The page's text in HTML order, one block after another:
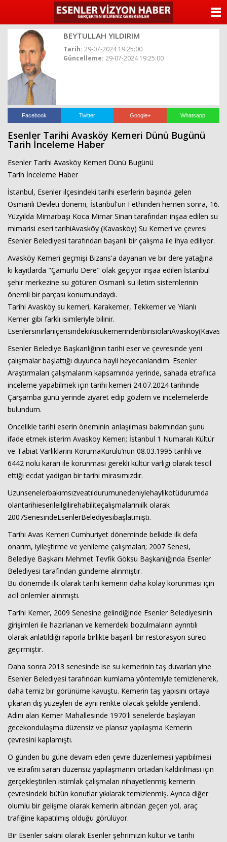
BEYTULLAH YILDIRIM
Tarih: 29-07-2024 19:25:00
Güncelleme: 29-07-2024 19:25:00
Facebook Twitter Google+ Whatsapp
Esenler Tarihi Avasköy Kemeri Dünü Bugünü
Tarih İnceleme Haber
Esenler Tarihi Avasköy Kemeri Dünü Bugünü
Tarih İnceleme Haber
İstanbul, Esenler ilçesindeki tarihi eserlerin başında gelen
Osmanlı Devleti dönemi, İstanbul'un Fethinden hemen sonra, 16.
Yüzyılda Mimarbaşı Koca Mimar Sinan tarafından inşaa edilen su
mimarisi eseri tarihiAvasköy (Kavasköy) Su Kemeri ve çevresi
Esenler Belediyesi tarafından başarılı bir çalışma ile ihya ediliyor.
Avasköy Kemeri geçmişi Bizans'a dayanan ve bir dere yatağına
ki kayıtlarda "Çamurlu Dere" olak geçiyor inşaa edilen İstanbul
şehir merkezine su götüren Osmanlı su iletim sistemlerinin
önemli bir parçası konumundaydı.
Tarihi Avasköy su kemeri, Karakemer, Tekkemer ve Yılanlı
Kemer gibi farklı isimleriyle bilinir.
Esenler Belediye Başkanlığının tarihi eser ve çevresinde yeni
çalışmalar başlattığı duyunca hayli heyecanlandım. Esenler
Araştırmaları çalışmalarım kapsamında yerinde, sahada etraflıca
inceleme yapabilmek için tarihi kemeri 24.07.2024 tarihinde
Çarşamba günü yerinde ziyaret edip gözlem ve incelemelerde
bulundum.
Öncelikle tarihi eserin öneminin anlaşılması bakımından şunu
ifade etmek isterim Avasköy Kemeri; İstanbul 1 Numaralı Kültür
ve Tabiat Varlıklarını KorumaKurulu’nun 08.03.1995 tarihli ve
6442 nolu kararı ile korunması gerekli kültür varlıgı olarak tescil
ettiği ecdat yadigarı bir tarihi mirasımızdır.
Uzunsenelerbakımsızveatıldurumunedeniylehaylikötüdurumda
olantarihieserileilgilirehabiliteçalışmalarınıilk olarak
2007SenesindeEsenlerBelediyesibaşlatmıştı.
Tarihi Avas Kemeri Cumhuriyet döneminde belkide ilk defa
onarım, iyileştirme ve yenileme çalışmaları; 2007 Senesi,
Belediye Başkanı Mehmet Tevfik Göksu Başkanlığında Esenler
Belediyesi tarafından gündeme alınmıştır.
Bu dönemde ilk olarak tarihi kemerin daha kolay korunması için
acil önlemler alınmıştı.
Tarihi Kemer, 2009 Senesine gelindiğinde Esenler Belediyesinin
girişimleri ile hazırlanan ve kemerdeki bozulmaların ayrıntılı
olarak anlatıldığı raporla birlikte başarılı bir restorasyon süreci
geçirmiştir.
Daha sonra 2013 senesinde ise su kemerinin taş duvarları yine
Esenler Belediyesi tarafından kumlama yöntemiyle temizlenerek,
daha temiz bir görünüme kavuştu. Kemerin taş yapısını ortaya
çıkaran dış yüzeyleri de aynı renkte olacak şekilde yenilendi.
Adını alan Kemer Mahallesinde 1970'li senelerde başlayan
gecekondulaşma düzensiz ve plansız yapılaşma Kemerin
çevresini kaplamıştı.
O günden bu güne devam eden çevre düzenlemesi yapıbilmesi
ve etrafını saran düzensiz yapılaşmanın ortadan kaldırılması için
gerçekleştirilen istimlak çalışmaları nihayetlenmiş kemerin
çevresindeki bütün konutlar yıkılarak temizlenmiş. Ayrıca diğer
olumlu bir gelişme olarak kemerin altından geçen yol, araç
trafiğine kapatılmış olduğu görülüyor.
Bir Esenler sakini olarak Esenler şehrimizin kültür ve tarihi
ANASAYFA
YAZARLAR
VİDEO GALERİ